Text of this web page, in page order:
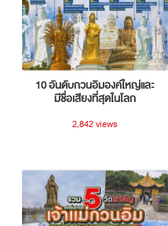
10 อันดับกวนอิมองค์ใหญ่และ
มีชื่อเสียงที่สุดในโลก
2,842 views